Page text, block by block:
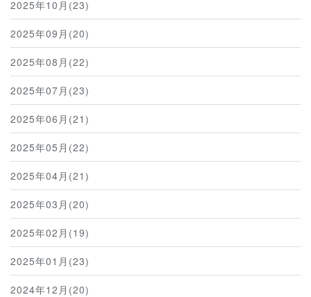
2025年10月(23)
2025年09月(20)
2025年08月(22)
2025年07月(23)
2025年06月(21)
2025年05月(22)
2025年04月(21)
2025年03月(20)
2025年02月(19)
2025年01月(23)
2024年12月(20)